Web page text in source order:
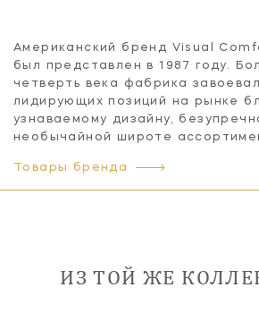
Американский бренд Visual
был представлен в 1987 году.
четверть века фабрика
лидирующих позиций на рынке
узнаваемому дизайну,
необычайной широте
Товары бренда
ИЗ ТОЙ ЖЕ